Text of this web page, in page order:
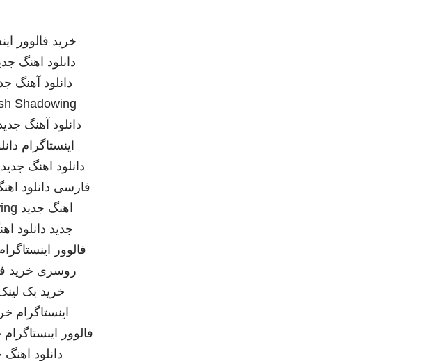
خرید فالوور
دانلود اهنگ
دانلود آهنگ
Shadowing
دانلود آهنگ
اینستاگرام
دانلود اهنگ جدید
فارسی دانلود
اهنگ جدید
جدید دانلود
فالوور
روسری خرید
خرید بک
اینستاگرام
فالوور اینستاگرام
دانلود اهنگ